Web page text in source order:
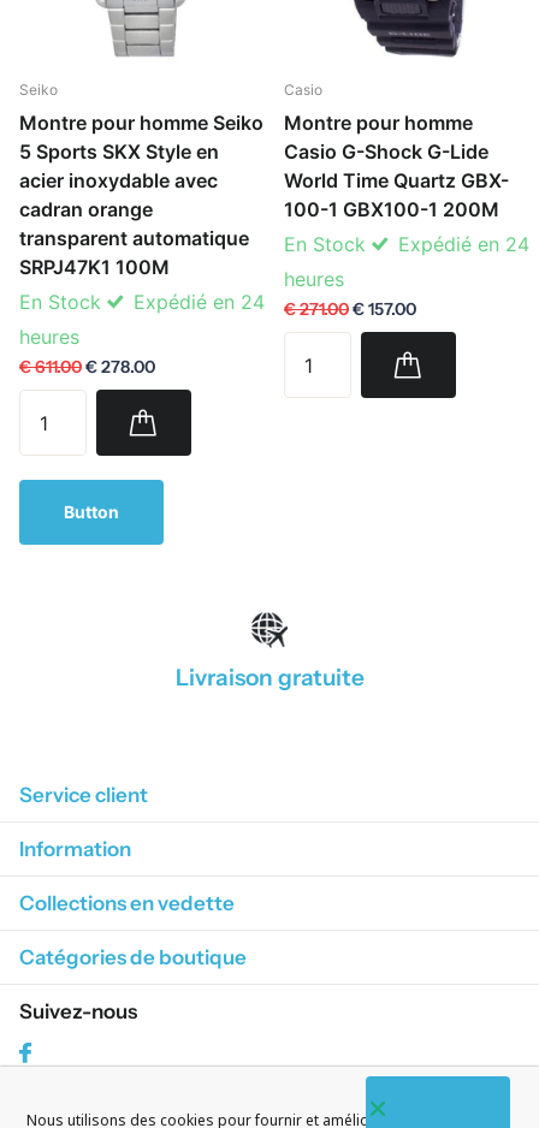
Seiko
Montre pour homme Seiko
5 Sports SKX Style en
acier inoxydable avec
cadran orange
transparent automatique
SRPJ47K1 100M
En Stock
Expédié en 24
heures
€ 611.00€ 278.00
Casio
Montre pour homme
Casio G-Shock G-Lide
World Time Quartz GBX-
100-1 GBX100-1 200M
En Stock
Expédié en 24
heures
€ 271.00€ 157.00
Button
Livraison gratuite
Service client
Information
Collections en vedette
Catégories de boutique
Suivez-nous
Nous utilisons des cookies pour fournir et améliorer nos services. En